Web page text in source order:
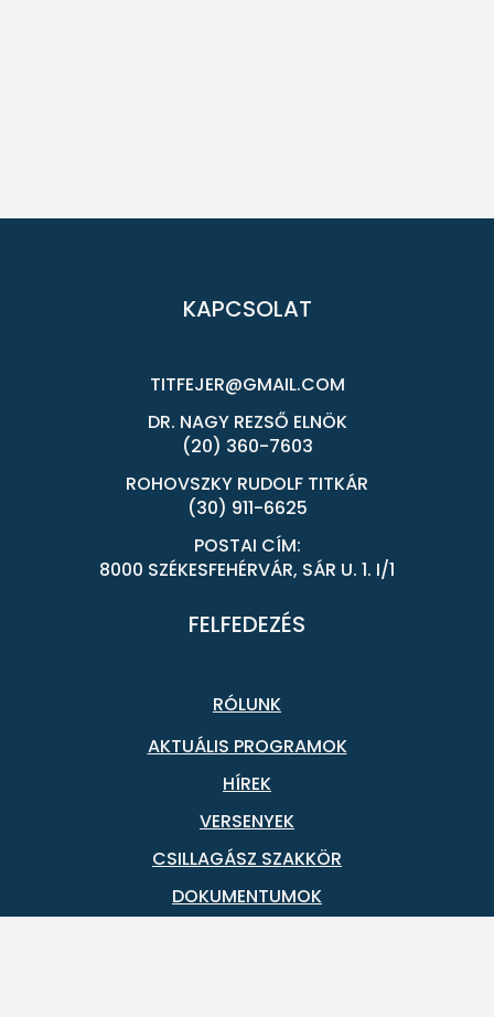
KAPCSOLAT
TITFEJER@GMAIL.COM
DR. NAGY REZSŐ ELNÖK
(20) 360-7603
ROHOVSZKY RUDOLF TITKÁR
(30) 911-6625
POSTAI CÍM:
8000 SZÉKESFEHÉRVÁR, SÁR U. 1. I/1
FELFEDEZÉS
RÓLUNK
AKTUÁLIS PROGRAMOK
HÍREK
VERSENYEK
CSILLAGÁSZ SZAKKÖR
DOKUMENTUMOK